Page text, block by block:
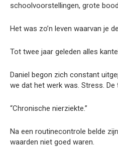
schoolvoorstellingen, grote
Het was zo’n leven waarvan je
Tot twee jaar geleden alles
Daniel begon zich constant
we dat het werk was. Stress. De
“Chronische nierziekte.”
Na een routinecontrole belde
waarden niet goed waren.